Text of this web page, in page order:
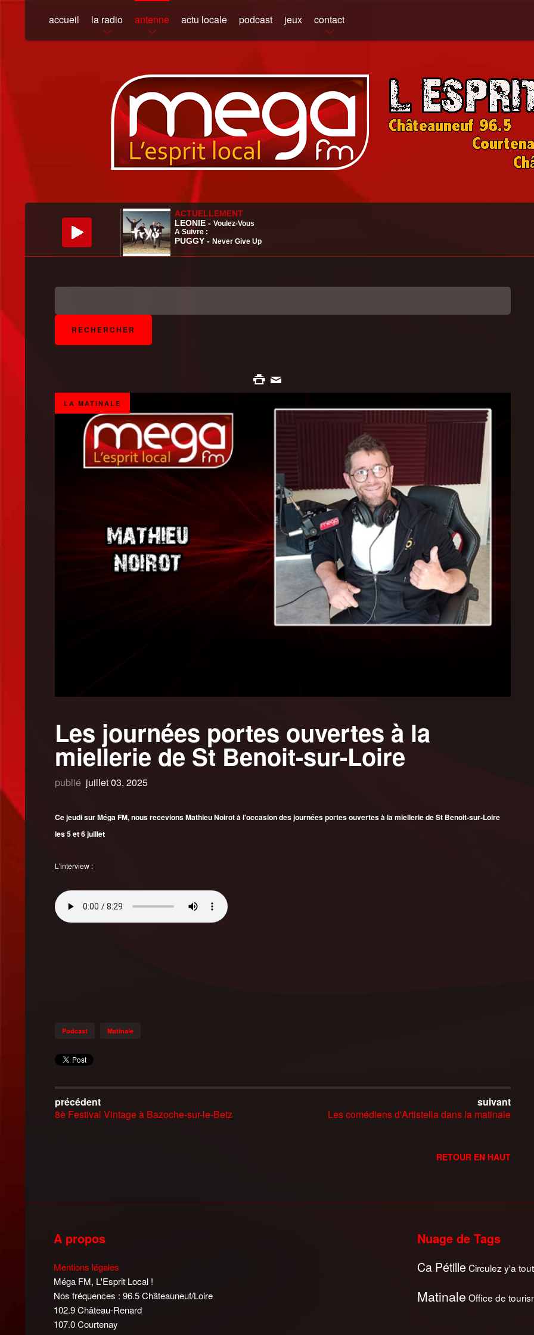
accueil la radio antenne actu locale podcast jeux contact
LA MATINALE
Les journées portes ouvertes à la
miellerie de St Benoit-sur-Loire
publié juillet 03, 2025
Ce jeudi sur Méga FM, nous recevions Mathieu Noirot à l'occasion des journées portes ouvertes à la miellerie de St Benoit-sur-Loire
les 5 et 6 juillet
L'interview :
Podcast Matinale
précédent
8è Festival Vintage à Bazoche-sur-le-Betz
suivant
Les comédiens d'Artistella dans la matinale
RETOUR EN HAUT
A propos
Mentions légales
Méga FM, L'Esprit Local !
Nos fréquences : 96.5 Châteauneuf/Loire
102.9 Château-Renard
107.0 Courtenay
Nuage de Tags
Ca Pétille Circulez y'a
Matinale Office de